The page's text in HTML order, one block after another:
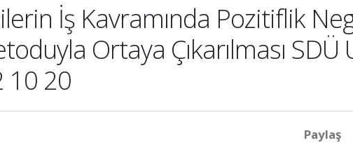
İş Kavramında Pozitiflik
Ortaya Çıkarılması SDÜ
10 20
Paylaş